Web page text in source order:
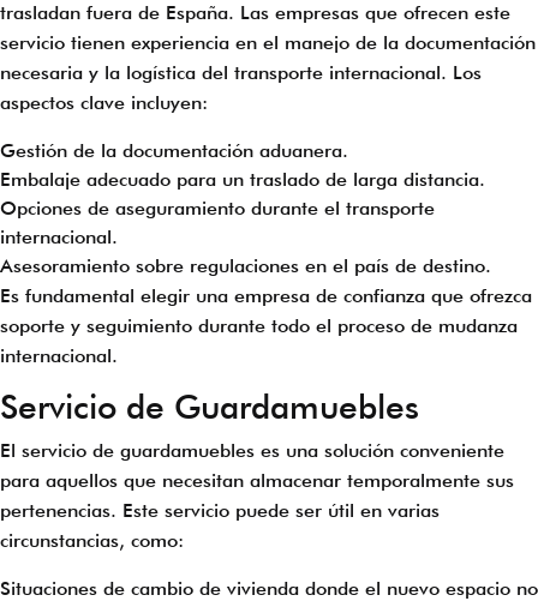
trasladan fuera de España. Las empresas que ofrecen este
servicio tienen experiencia en el manejo de la documentación
necesaria y la logística del transporte internacional. Los
aspectos clave incluyen:
Gestión de la documentación aduanera.
Embalaje adecuado para un traslado de larga distancia.
Opciones de aseguramiento durante el transporte
internacional.
Asesoramiento sobre regulaciones en el país de destino.
Es fundamental elegir una empresa de confianza que ofrezca
soporte y seguimiento durante todo el proceso de mudanza
internacional.
Servicio de Guardamuebles
El servicio de guardamuebles es una solución conveniente
para aquellos que necesitan almacenar temporalmente sus
pertenencias. Este servicio puede ser útil en varias
circunstancias, como:
Situaciones de cambio de vivienda donde el nuevo espacio no